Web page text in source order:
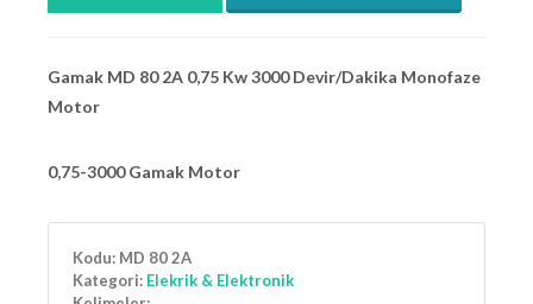
Gamak MD 80 2A 0,75 Kw 3000 Devir/Dakika Monofaze
Motor
0,75-3000 Gamak Motor
Kodu: MD 80 2A
Kategori: Elekrik & Elektronik